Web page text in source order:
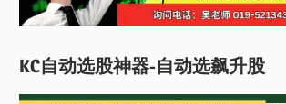
KC自动选股神器-自动选飙升股